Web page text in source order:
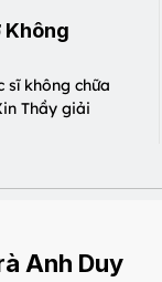
Không
sĩ không chữa
Thầy giải
Anh Duy